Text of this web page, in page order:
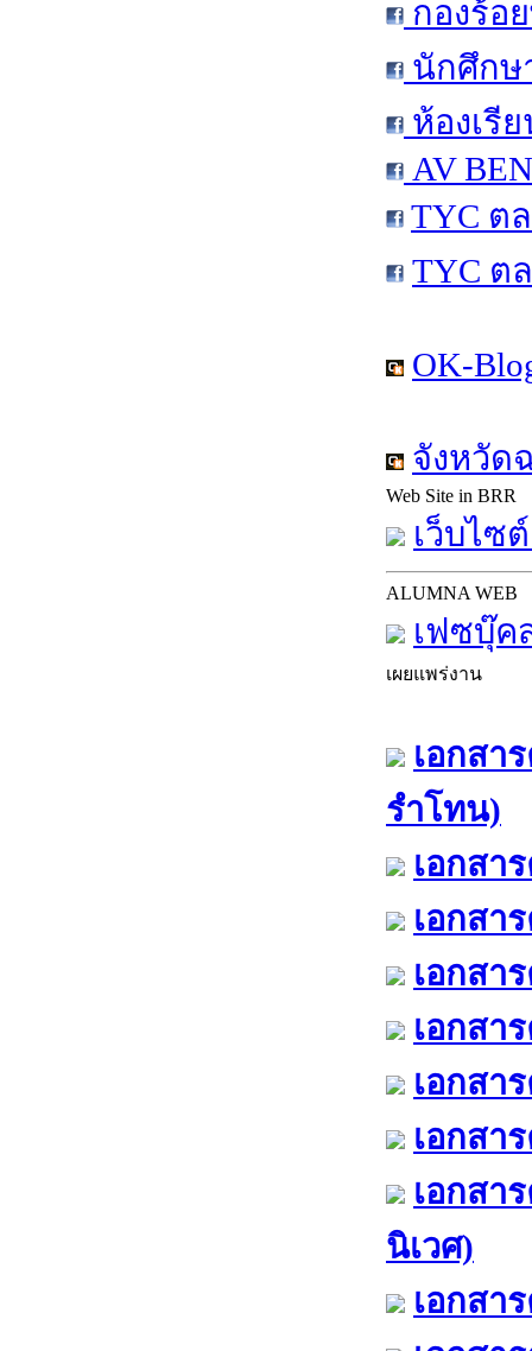
กองร้อ
นักศึกษ
ห้องเรี
AV
TYC ต
TYC ต
OK-
จังหวัด
Web Site in BRR
เว็บไซ
ALUMNA WEB
เฟซบุ๊ค
เผยแพร่งาน
เอกสา
รำโทน)
เอกสา
เอกสา
เอกสา
เอกสา
เอกสา
เอกสา
เอกสา
นิเวศ)
เอกสา